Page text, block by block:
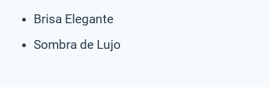
Brisa Elegante
Sombra de Lujo